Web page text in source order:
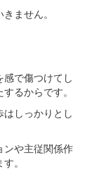
ません。
で傷つけてし
るからです。
しっかりとし
ンや主従関係作
。